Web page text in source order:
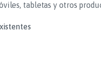
tabletas y otros